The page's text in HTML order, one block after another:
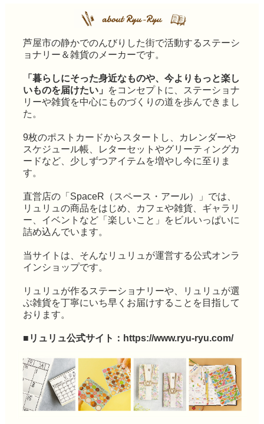
芦屋市の静かでのんびりした街で活動するステーシ
ョナリー＆雑貨のメーカーです。
「暮らしにそった身近なものや、今よりもっと楽し
いものを届けたい」
をコンセプトに、ステーショナ
リーや雑貨を中心にものづくりの道を歩んできまし
た。
9枚のポストカードからスタートし、カレンダーや
スケジュール帳、レターセットやグリーティングカ
ードなど、少しずつアイテムを増やし今に至りま
す。
直営店の「SpaceR（スペース・アール）」では、
リュリュの商品をはじめ、カフェや雑貨、ギャラリ
ー、イベントなど「楽しいこと」をビルいっぱいに
詰め込んでいます。
当サイトは、そんなリュリュが運営する公式オンラ
インショップです。
リュリュが作るステーショナリーや、リュリュが選
ぶ雑貨を丁寧にいち早くお届けすることを目指して
おります。
■リュリュ公式サイト： https://www.ryu-ryu.com/